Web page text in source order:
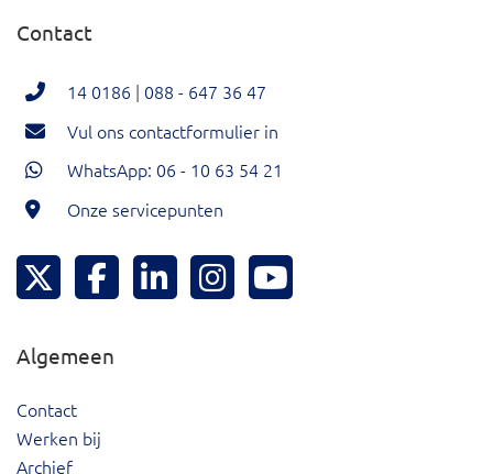
Contact
14 0186 | 088 - 647 36 47
Vul ons contactformulier in
WhatsApp: 06 - 10 63 54 21
Onze servicepunten
Hoeksche Waard Twitter
Hoeksche Waard Facebook
Hoeksche Waard LinkedIn
Hoeksche Waard Instagram
Algemeen
Contact
Werken bij
Archief